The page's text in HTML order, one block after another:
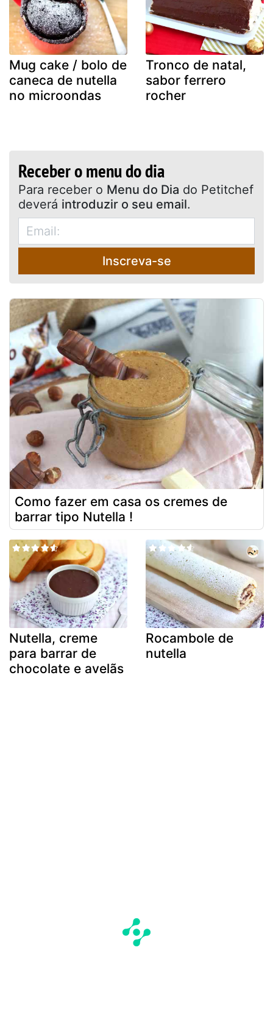
Mug cake / bolo de
caneca de nutella
no microondas
Tronco de natal,
sabor ferrero
rocher
Receber o menu do dia
Para receber o Menu do Dia do Petitchef
deverá introduzir o seu email.
Inscreva-se
Como fazer em casa os cremes de
barrar tipo Nutella !
Nutella, creme
para barrar de
chocolate e avelãs
Rocambole de
nutella